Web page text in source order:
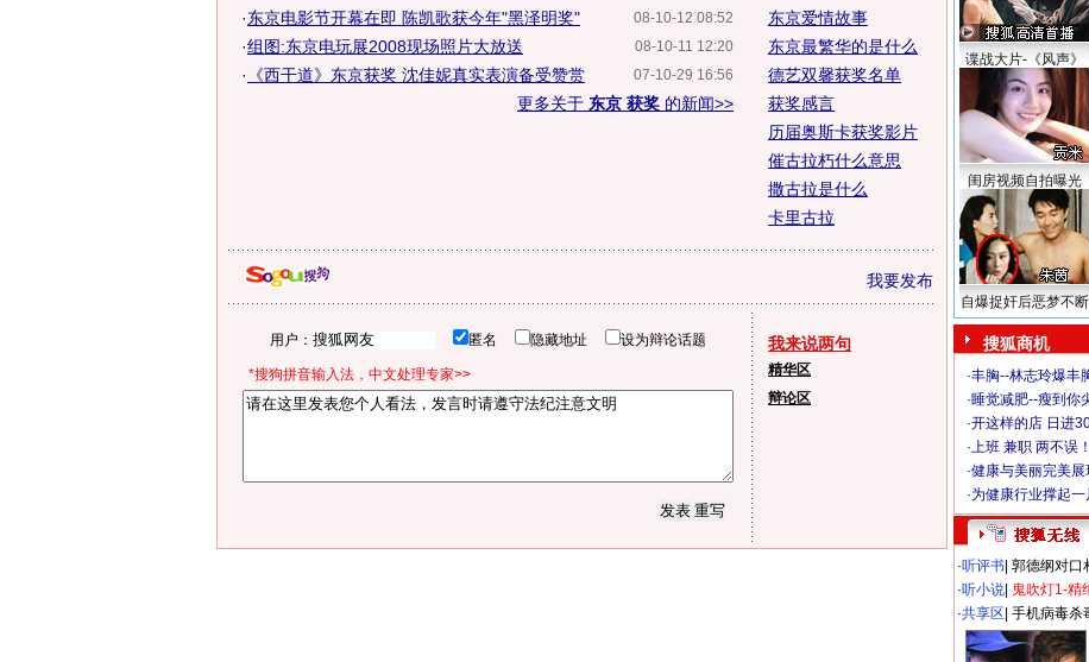
08-10-12 08:52
·东京电影节开幕在即 陈凯歌获今年"黑泽明奖"
08-10-11 12:20
·组图:东京电玩展2008现场照片大放送
07-10-29 16:56
·
《西干道》东京获奖 沈佳妮真实表演备受赞赏
更多关于 东京 获奖 的新闻>>
东京爱情故事
东京最繁华的是什么
德艺双馨获奖名单
获奖感言
历届奥斯卡获奖影片
催古拉朽什么意思
撒古拉是什么
卡里古拉
我要发布
用户： 匿名 隐藏地址 设为辩论话题
*搜狗拼音输入法，中文处理专家>>
我来说两句
精华区
辩论区
谍战大片-《风声》
闺房视频自拍曝光
自爆捉奸后恶梦不断
搜狐商机
·丰胸--林志玲爆丰
·睡觉减肥--瘦到你
·开这样的店 日进
·上班 兼职 两不误！
·健康与美丽完美展
·为健康行业撑起一
·听评书 郭德纲对口
·听小说 鬼吹灯1-精
·共享区 手机病毒杀